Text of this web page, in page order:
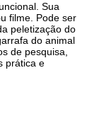
Sua
filme. Pode ser
peletização do
do animal
de pesquisa,
prática e